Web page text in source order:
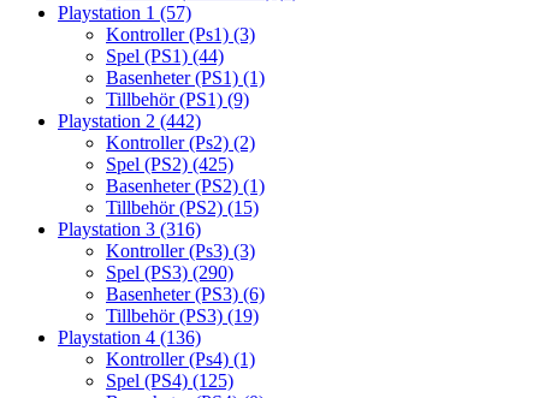
Playstation 1 (57)
Kontroller (Ps1) (3)
Spel (PS1) (44)
Basenheter (PS1) (1)
Tillbehör (PS1) (9)
Playstation 2 (442)
Kontroller (Ps2) (2)
Spel (PS2) (425)
Basenheter (PS2) (1)
Tillbehör (PS2) (15)
Playstation 3 (316)
Kontroller (Ps3) (3)
Spel (PS3) (290)
Basenheter (PS3) (6)
Tillbehör (PS3) (19)
Playstation 4 (136)
Kontroller (Ps4) (1)
Spel (PS4) (125)